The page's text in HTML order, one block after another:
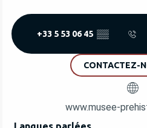
+33 5 53 06 45 ▒▒
CONTACTEZ-
www.musee-